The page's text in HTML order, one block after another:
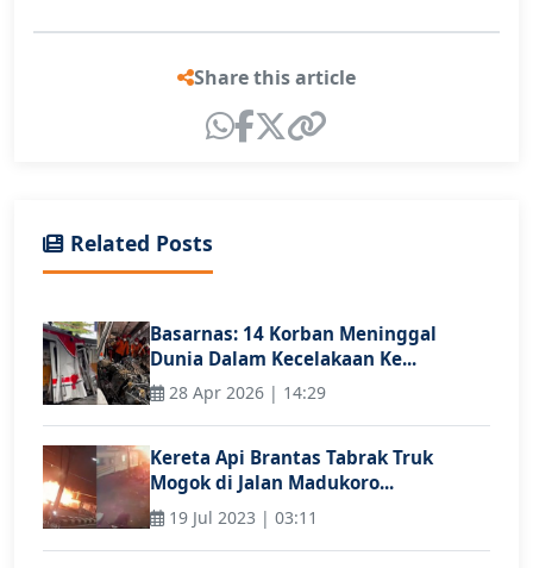
Share this article
Related Posts
Basarnas: 14 Korban Meninggal
Dunia Dalam Kecelakaan Ke...
28 Apr 2026 | 14:29
Kereta Api Brantas Tabrak Truk
Mogok di Jalan Madukoro...
19 Jul 2023 | 03:11